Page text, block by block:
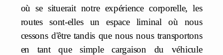
où se situerait notre expérience corporelle, les
routes sont-elles un espace liminal où nous
cessons d'être tandis que nous nous transportons
en tant que simple cargaison du véhicule